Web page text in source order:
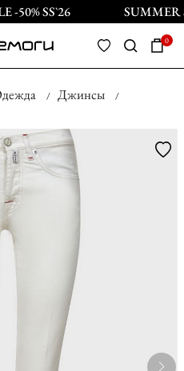
-50% SS`26 SUMMER
0
Джинсы